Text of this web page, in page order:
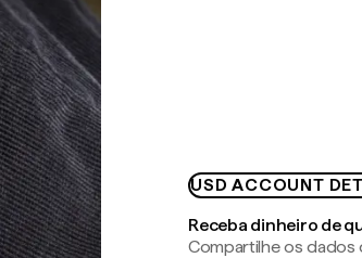
USD ACCOUNT
Receba dinheiro de
Compartilhe os dados